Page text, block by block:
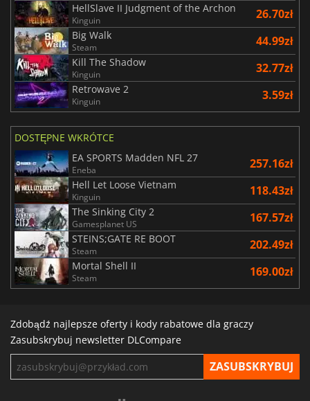
HellSlave II Judgment of the Archon
Kinguin 26.70zł
Big Walk
Steam 44.99zł
Kill The Shadow
Kinguin 32.77zł
Retrowave 2
Kinguin 3.59zł
DOSTĘPNE WKRÓTCE
EA SPORTS Madden NFL 27
Eneba 257.16zł
Hell Let Loose Vietnam
Kinguin 118.43zł
The Sinking City 2
Gamesplanet US 167.57zł
STEINS;GATE RE BOOT
Steam 202.49zł
Mortal Shell II
Steam 169.00zł
Zdobądź najlepsze oferty i kody rabatowe dla graczy
Zasubskrybuj newsletter DLCompare